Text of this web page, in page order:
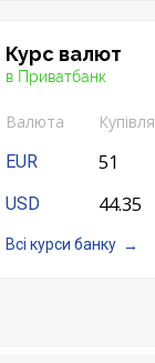
Курс валют
в Приватбанк
Валюта Купівля
EUR
51
USD 44.35
Всі курси банку